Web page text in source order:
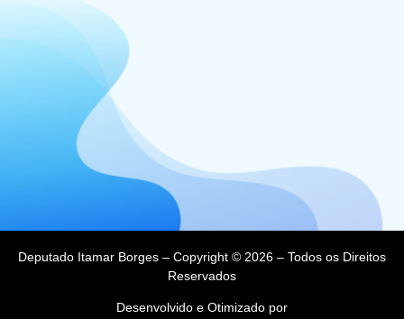
Deputado Itamar Borges – Copyright © 2026 – Todos os Direitos
Reservados
Desenvolvido e Otimizado por